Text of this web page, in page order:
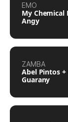
EMO
My Chemical
Angy
ZAMBA
Abel Pintos
Guarany